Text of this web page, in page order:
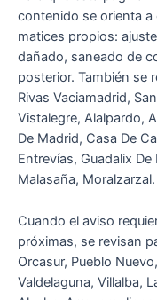
contenido se orienta a
matices propios:
dañado, saneado de
posterior. También se
Rivas Vaciamadrid,
Vistalegre, Alalpardo,
De Madrid, Casa De
Entrevías, Guadalix
Malasaña, Moralzarzal.
Cuando el aviso
próximas, se revisan
Orcasur, Pueblo
Valdelaguna, Villalba,